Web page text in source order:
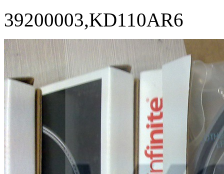
39200003,KD110AR6